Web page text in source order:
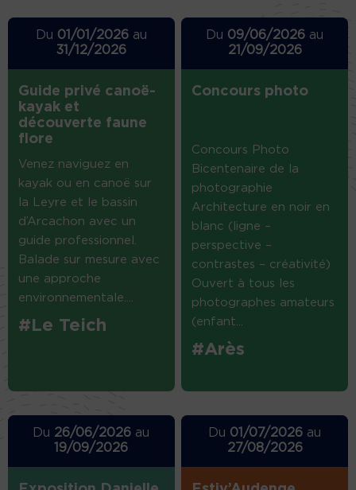
Du 01/01/2026au
31/12/2026
Guide privé canoë-
kayak et
découverte faune
flore
Venez naviguez en
kayak ou en canoë sur
la Leyre et le bassin
d’Arcachon avec un
guide professionnel.
Balade sur mesure avec
une approche
environnementale....
#Le Teich
Du 09/06/2026 au
21/09/2026
Concours photo
Concours Photo
Bicentenaire de la
photographie
Architecture en noir en
blanc (ligne –
perspective –
contrastes – créativité)
Ouvert à tous les
photographes amateurs
(enfant...
#Arès
Du 26/06/2026 au
19/09/2026
Du 01/07/2026 au
27/08/2026